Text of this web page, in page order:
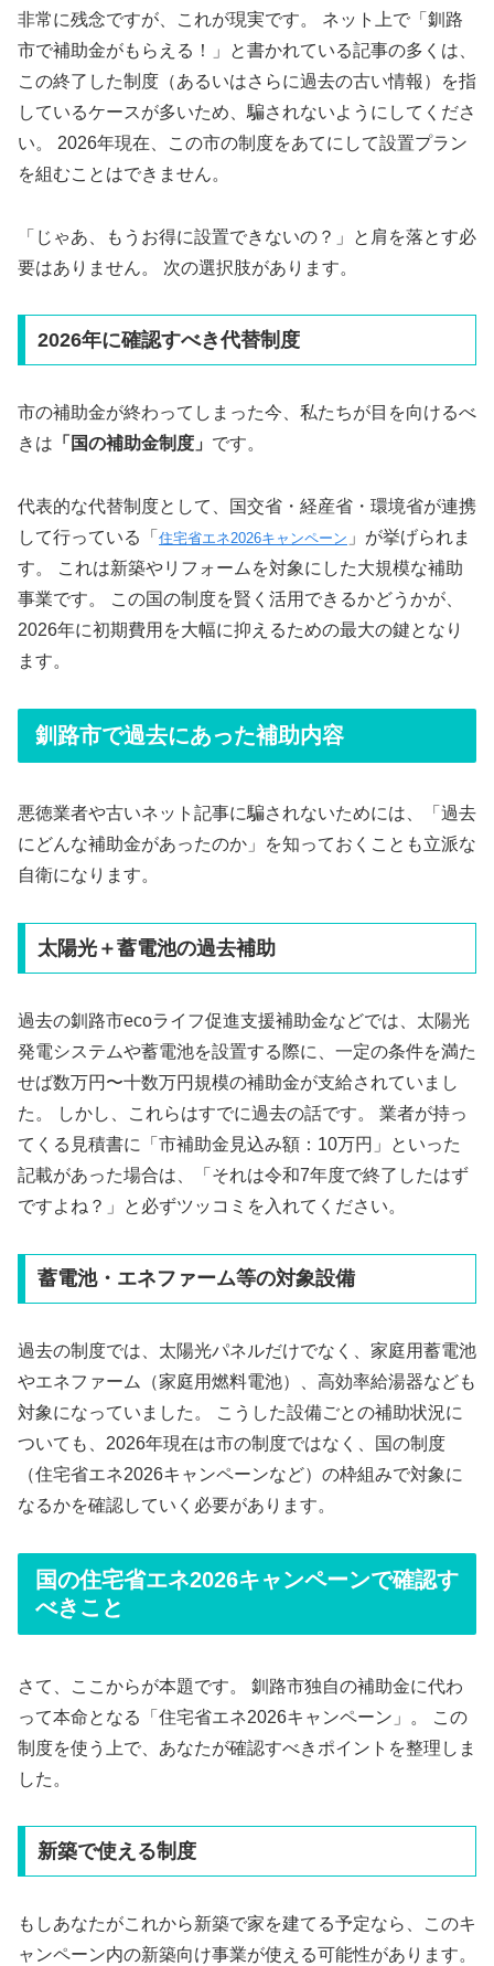
非常に残念ですが、これが現実です。 ネット上で「釧路
市で補助金がもらえる！」と書かれている記事の多くは、
この終了した制度（あるいはさらに過去の古い情報）を指
しているケースが多いため、騙されないようにしてくださ
い。 2026年現在、この市の制度をあてにして設置プラン
を組むことはできません。
「じゃあ、もうお得に設置できないの？」と肩を落とす必
要はありません。 次の選択肢があります。
2026年に確認すべき代替制度
市の補助金が終わってしまった今、私たちが目を向けるべ
きは 「国の補助金制度」 です。
代表的な代替制度として、国交省・経産省・環境省が連携
して行っている「 住宅省エネ2026キャンペーン 」が挙げられま
す。 これは新築やリフォームを対象にした大規模な補助
事業です。 この国の制度を賢く活用できるかどうかが、
2026年に初期費用を大幅に抑えるための最大の鍵となり
ます。
釧路市で過去にあった補助内容
悪徳業者や古いネット記事に騙されないためには、「過去
にどんな補助金があったのか」を知っておくことも立派な
自衛になります。
太陽光＋蓄電池の過去補助
過去の釧路市ecoライフ促進支援補助金などでは、太陽光
発電システムや蓄電池を設置する際に、一定の条件を満た
せば数万円〜十数万円規模の補助金が支給されていまし
た。 しかし、これらはすでに過去の話です。 業者が持っ
てくる見積書に「市補助金見込み額：10万円」といった
記載があった場合は、「それは令和7年度で終了したはず
ですよね？」と必ずツッコミを入れてください。
蓄電池・エネファーム等の対象設備
過去の制度では、太陽光パネルだけでなく、家庭用蓄電池
やエネファーム（家庭用燃料電池）、高効率給湯器なども
対象になっていました。 こうした設備ごとの補助状況に
ついても、2026年現在は市の制度ではなく、国の制度
（住宅省エネ2026キャンペーンなど）の枠組みで対象に
なるかを確認していく必要があります。
国の住宅省エネ2026キャンペーンで確認す
べきこと
さて、ここからが本題です。 釧路市独自の補助金に代わ
って本命となる「住宅省エネ2026キャンペーン」。 この
制度を使う上で、あなたが確認すべきポイントを整理しま
した。
新築で使える制度
もしあなたがこれから新築で家を建てる予定なら、このキ
ャンペーン内の新築向け事業が使える可能性があります。